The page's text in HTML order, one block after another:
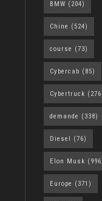
BMW (204)
Chine (524)
course (73)
Cybercab (85)
Cybertruck
demande (338)
Diesel (76)
Elon Musk
Europe (371)